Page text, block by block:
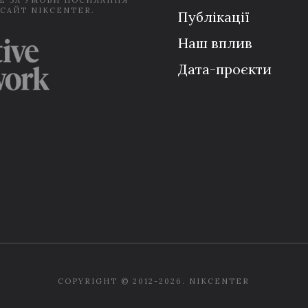
NIKCENTER.
Публікації
Наш вплив
Дата-проєкти
COPYRIGHT © 2012-2026. NIKCENTER